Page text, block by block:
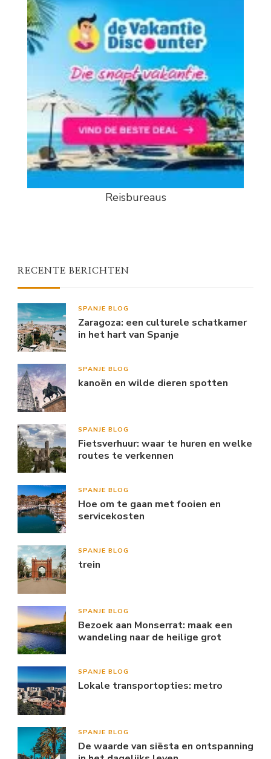
Reisbureaus
RECENTE BERICHTEN
SPANJE BLOG
Zaragoza: een culturele schatkamer
in het hart van Spanje
SPANJE BLOG
kanoën en wilde dieren spotten
SPANJE BLOG
Fietsverhuur: waar te huren en welke
routes te verkennen
SPANJE BLOG
Hoe om te gaan met fooien en
servicekosten
SPANJE BLOG
trein
SPANJE BLOG
Bezoek aan Monserrat: maak een
wandeling naar de heilige grot
SPANJE BLOG
Lokale transportopties: metro
SPANJE BLOG
De waarde van siësta en ontspanning